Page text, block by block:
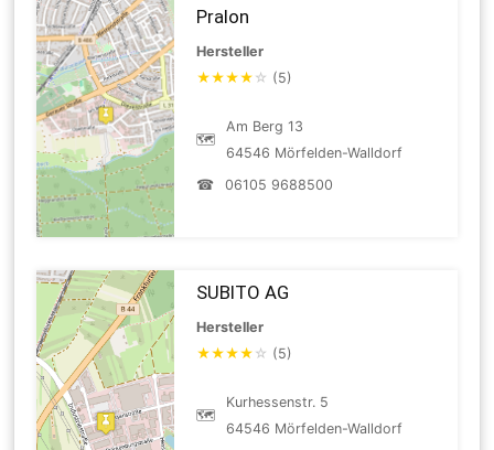
Pralon
Hersteller
★★★★ ☆ (5)
🗺
Am Berg 13
64546 Mörfelden-Walldorf
☎
06105 9688500
SUBITO AG
Hersteller
★★★★ ☆ (5)
🗺
Kurhessenstr. 5
64546 Mörfelden-Walldorf